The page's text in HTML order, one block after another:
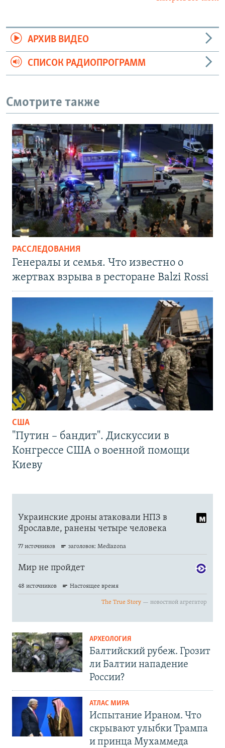
АРХИВ ВИДЕО
СПИСОК РАДИОПРОГРАММ
Смотрите также
РАССЛЕДОВАНИЯ
Генералы и семья. Что известно о
жертвах взрыва в ресторане Balzi Rossi
США
"Путин – бандит". Дискуссии в
Конгрессе США о военной помощи
Киеву
АРХЕОЛОГИЯ
Балтийский рубеж. Грозит
ли Балтии нападение
России?
АТЛАС МИРА
Испытание Ираном. Что
скрывают улыбки Трампа
и принца Мухаммеда